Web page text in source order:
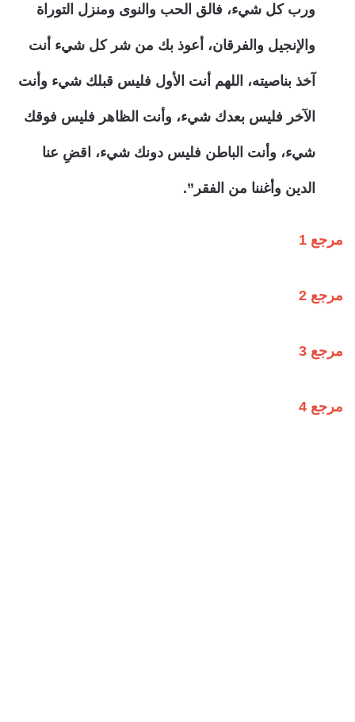
ورب كل شيء، فالق الحب والنوى ومنزل التوراة
والإنجيل والفرقان، أعوذ بك من شر كل شيء أنت
آخذ بناصيته، اللهم أنت الأول فليس قبلك شيء وأنت
الآخر فليس بعدك شيء، وأنت الظاهر فليس فوقك
شيء، وأنت الباطن فليس دونك شيء، اقضِ عنا
الدين وأغننا من الفقر”.
مرجع 1
مرجع 2
مرجع 3
مرجع 4